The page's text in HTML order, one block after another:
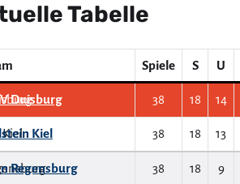
Tabelle
Spiele S U
Duisburg 38 18 14
Kiel 38 18 13
Regensburg 38 18 9